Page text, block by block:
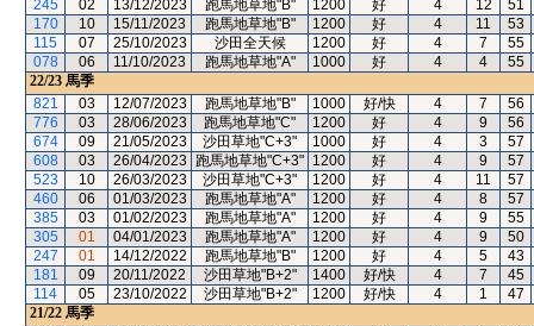
245
02 13/12/2023 跑馬地草地"B" 1200 好 4 12
51
170
10 15/11/2023 跑馬地草地"B" 1200 好 4 11
53
115
07 25/10/2023 沙田全天候 1200 好 4 7
55
078
06 11/10/2023 跑馬地草地"A" 1000 好 4 4
55
22/23 馬季
821
03 12/07/2023 跑馬地草地"B" 1000 好/快 4 7
56
776
03 28/06/2023 跑馬地草地"C" 1200 好 4 9
56
674
09 21/05/2023 沙田草地"C+3" 1000 好 4 3
57
608
03 26/04/2023 跑馬地草地"C+3" 1200 好 4 9
57
523
10 26/03/2023 沙田草地"C+3" 1200 好 4 11
57
460
06 01/03/2023 跑馬地草地"A" 1200 好 4 8
57
385
03 01/02/2023 跑馬地草地"A" 1200 好 4 9
55
305
01 04/01/2023 跑馬地草地"A" 1200 好 4 9
50
247
01 14/12/2022 跑馬地草地"B" 1200 好 4 5
43
181
09 20/11/2022 沙田草地"B+2" 1400 好/快 4 7
45
114
05 23/10/2022 沙田草地"B+2" 1200 好/快 4 1
47
21/22 馬季